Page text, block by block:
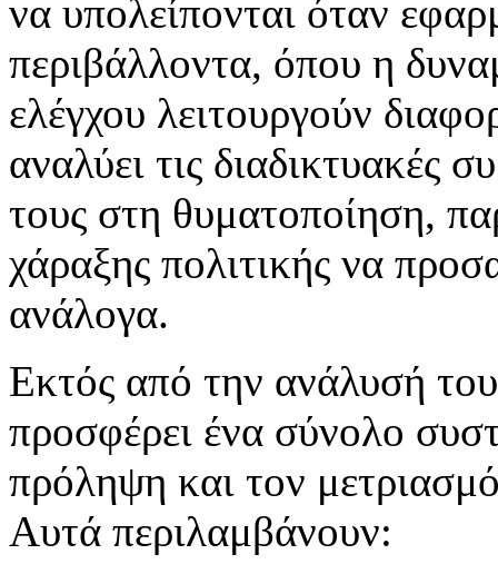
να υπολείπονται όταν
περιβάλλοντα, όπου η
ελέγχου λειτουργούν
αναλύει τις διαδικτυακές
τους στη θυματοποίηση,
χάραξης πολιτικής να
ανάλογα.
Εκτός από την ανάλυσή
προσφέρει ένα σύνολο
πρόληψη και τον
Αυτά περιλαμβάνουν: